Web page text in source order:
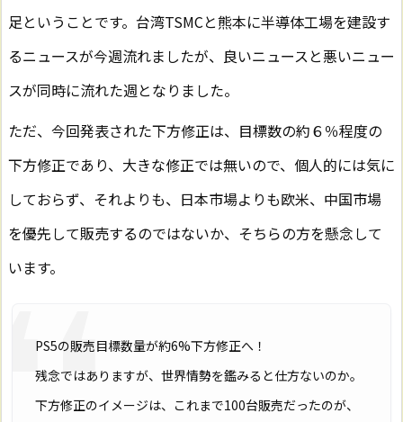
足ということです。台湾TSMCと熊本に半導体工場を建設す
るニュースが今週流れましたが、良いニュースと悪いニュー
スが同時に流れた週となりました。
ただ、今回発表された下方修正は、目標数の約６％程度の
下方修正であり、大きな修正では無いので、個人的には気に
しておらず、それよりも、日本市場よりも欧米、中国市場
を優先して販売するのではないか、そちらの方を懸念して
います。
PS5の販売目標数量が約6%下方修正へ！
残念ではありますが、世界情勢を鑑みると仕方ないのか。
下方修正のイメージは、これまで100台販売だったのが、